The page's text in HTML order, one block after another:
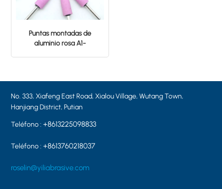
Puntas montadas de
aluminio rosa A1-
No. 333, Xiafeng East Road, Xialou Village, Wutang Town,
Hanjiang District, Putian
Teléfono :+8613225098833
Teléfono :+8613760218037
roselin@yiliabrasive.com